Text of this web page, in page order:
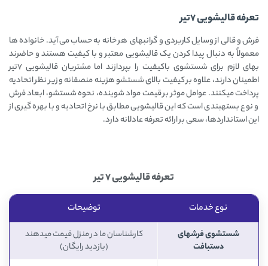
تعرفه قالیشویی 7تیر
فرش و قالی از وسایل کاربردی و گرانبهای هر خانه به حساب می آید. خانواده ها
معمولاً به دنبال پیدا کردن یک قالیشویی معتبر و با کیفیت هستند و حاضرند
بهای لازم برای شستشوی باکیفیت را بپردازند اما مشتریان قالیشویی 7تیر
اطمینان دارند، علاوه بر کیفیت بالای شستشو هزینه منصفانه و زیر نظر اتحادیه
پرداخت میکنند. عوامل موثر بر قیمت مواد شوینده، نحوه شستشو، ابعاد فرش
و نوع بستهبندی است که این قالیشویی مطابق با نرخ اتحادیه و با بهره گیری از
این استانداردها، سعی بر ارائه تعرفه عادلانه دارد.
تعرفه قالیشویی 7 تیر
نوع خدمات توضیحات
شستشوی فرشهای
دستبافت
کارشناسان ما در منزل قیمت میدهند
(بازدید رایگان)